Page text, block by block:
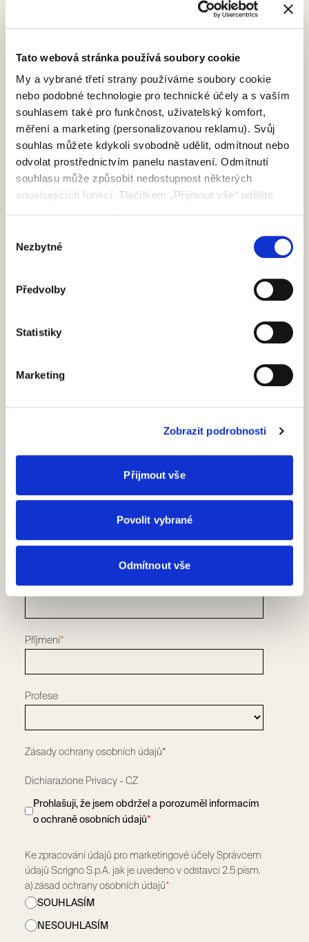
Tato webová stránka používá soubory cookie
My a vybrané třetí strany používáme soubory cookie
nebo podobné technologie pro technické účely a s vaším
souhlasem také pro funkčnost, uživatelský komfort,
měření a marketing (personalizovanou reklamu). Svůj
souhlas můžete kdykoli svobodně udělit, odmítnout nebo
odvolat prostřednictvím panelu nastavení. Odmítnutí
souhlasu může způsobit nedostupnost některých
souvisejících funkcí. Tlačítkem „Přijmout vše“ udělíte
používání souborů cookie.
souhlasu
Nezbytné
Předvolby
Statistiky
Marketing
Zobrazit podrobnosti
Přijmout vše
Povolit vybrané
Odmítnout vše
infoscrigno@scrignogroup.com
PODPORA
Kontakty
FAQ
Bezobložkové stavební pouzdro
Obložkové stavební pouzdro
Dřevěné otočné dveře
Skleněné otočné dveře
Skleněné posuvné dveře
Compliance
Whislteblowing
Certifikace a záruka
UTILITY
Prodejci a montéři
Jméno*
Příjmení*
Profese
Zásady ochrany osobních údajů*
Dichiarazione Privacy - CZ
Prohlašuji, že jsem obdržel a porozuměl informacím
o ochraně osobních údajů*
Ke zpracování údajů pro marketingové účely Správcem
údajů Scrigno S.p.A. jak je uvedeno v odstavci 2.5 písm.
a) zásad ochrany osobních údajů*
SOUHLASÍM
NESOUHLASÍM